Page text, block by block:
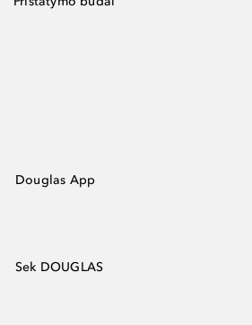
Douglas App
Sek DOUGLAS